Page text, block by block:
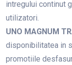
intregului continut
utilizatori.
UNO MAGNUM
disponibilitatea in
promotiile